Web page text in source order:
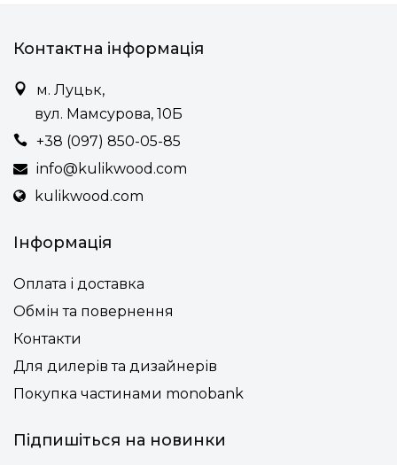
Контактна інформація
м. Луцьк,
вул. Мамсурова, 10Б
+38 (097) 850-05-85
info@kulikwood.com
kulikwood.com
Інформація
Оплата і доставка
Обмін та повернення
Контакти
Для дилерів та дизайнерів
Покупка частинами monobank
Підпишіться на новинки